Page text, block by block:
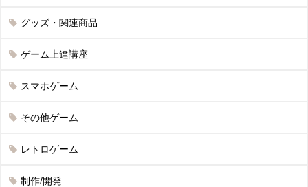
グッズ・関連商品
ゲーム上達講座
スマホゲーム
その他ゲーム
レトロゲーム
制作/開発